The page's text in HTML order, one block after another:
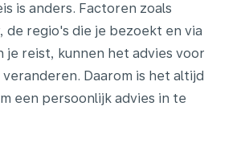
is anders. Factoren zoals
de regio's die je bezoekt en via
je reist, kunnen het advies voor
Daarom is het altijd
een persoonlijk advies in te